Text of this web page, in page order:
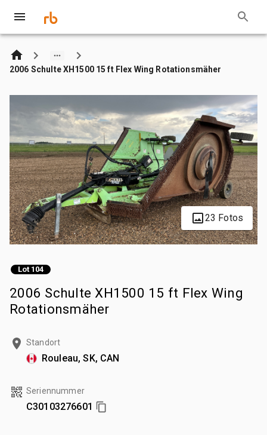
2006 Schulte XH1500 15 ft Flex Wing Rotationsmäher
23 Fotos
Lot 104
2006 Schulte XH1500 15 ft Flex Wing
Rotationsmäher
Standort
Rouleau, SK, CAN
Seriennummer
C30103276601